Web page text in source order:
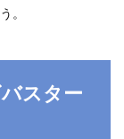
。
スター